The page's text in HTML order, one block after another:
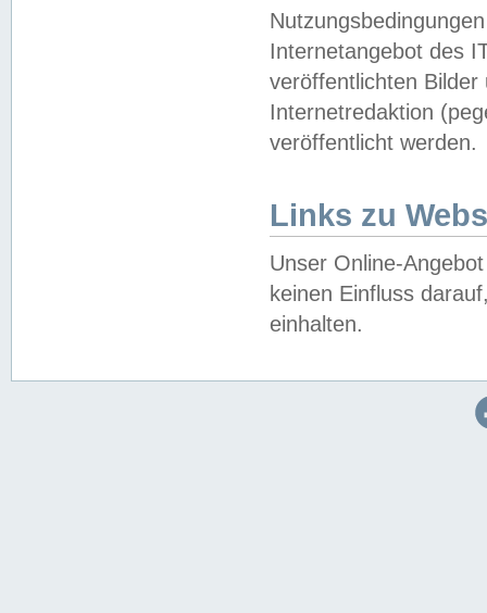
Internetangebot des
veröffentlichten
Internetredaktion
veröffentlicht werden.
Links zu
Unser Online-
keinen Einfluss
einhalten.